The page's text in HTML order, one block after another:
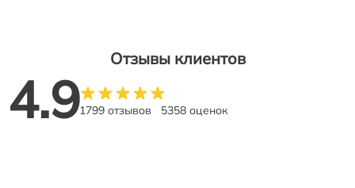
Отзывы клиентов
4.91799 отзывов 5358 оценок